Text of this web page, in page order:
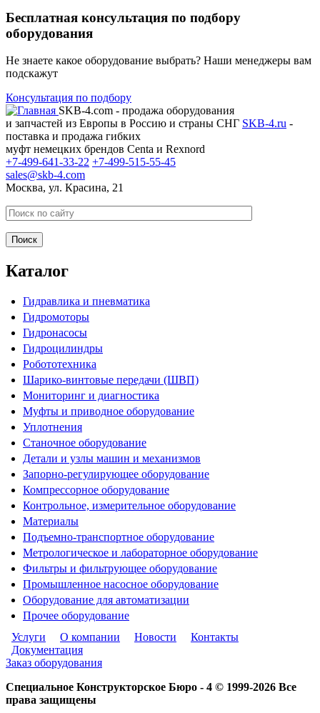
Бесплатная консультация по подбору
оборудования
Не знаете какое оборудование выбрать? Наши менеджеры вам
подскажут
Консультация по подбору
SKB-4.com - продажа оборудования
и запчастей из Европы в Россию и страны СНГ SKB-4.ru -
поставка и продажа гибких
муфт немецких брендов Centa и Rexnord
+7-499-641-33-22 +7-499-515-55-45
sales@skb-4.com
Москва, ул. Красина, 21
Каталог
Гидравлика и пневматика
Гидромоторы
Гидронасосы
Гидроцилиндры
Робототехника
Шарико-винтовые передачи (ШВП)
Мониторинг и диагностика
Муфты и приводное оборудование
Уплотнения
Станочное оборудование
Детали и узлы машин и механизмов
Запорно-регулирующее оборудование
Компрессорное оборудование
Контрольное, измерительное оборудование
Материалы
Подъемно-транспортное оборудование
Метрологическое и лабораторное оборудование
Фильтры и фильтрующее оборудование
Промышленное насосное оборудование
Оборудование для автоматизации
Прочее оборудование
Услуги
О компании Новости
Контакты
Документация
Заказ оборудования
Специальное Конструкторское Бюро - 4 © 1999-2026 Все
права защищены